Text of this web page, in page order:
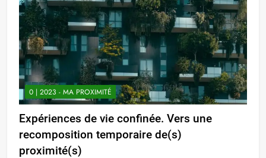
0 | 2023 - MA PROXIMITÉ
Expériences de vie confinée. Vers une
recomposition temporaire de(s)
proximité(s)